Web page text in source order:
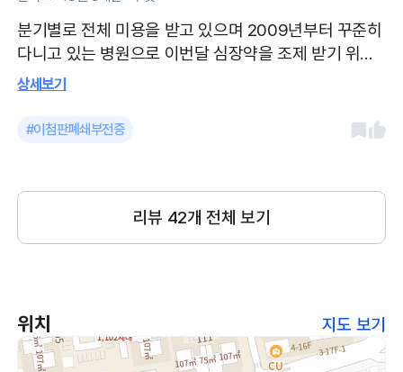
분기별로 전체 미용을 받고 있으며 2009년부터 꾸준히
다니고 있는 병원으로 이번달 심장약을 조제 받기 위해
방문하였습니다. 지난번에 받은 혈액검사 결과를 바탕
시행된 진료비 및 약제비에 대한 부가세 면제로 기존보
상세보기
#이첨판폐쇄부전증
리뷰 42개 전체 보기
위치 지도 보기